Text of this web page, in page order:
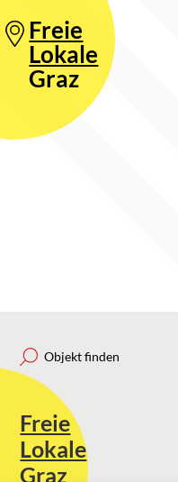
Freie
Lokale
Graz
Objekt finden
Freie
Lokale
Graz